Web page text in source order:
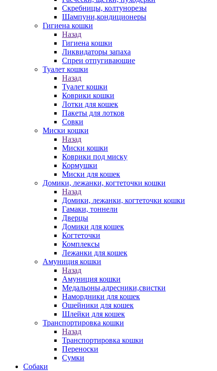
Скребницы, колтунорезы
Шампуни,кондиционеры
Гигиена кошки
Назад
Гигиена кошки
Ликвидаторы запаха
Спреи отпугивающие
Туалет кошки
Назад
Туалет кошки
Коврики кошки
Лотки для кошек
Пакеты для лотков
Совки
Миски кошки
Назад
Миски кошки
Коврики под миску
Кормушки
Миски для кошек
Домики, лежанки, когтеточки кошки
Назад
Домики, лежанки, когтеточки кошки
Гамаки, тоннели
Дверцы
Домики для кошек
Когтеточки
Комплексы
Лежанки для кошек
Амуниция кошки
Назад
Амуниция кошки
Медальоны,адресники,свистки
Намордники для кошек
Ошейники для кошек
Шлейки для кошек
Транспортировка кошки
Назад
Транспортировка кошки
Переноски
Сумки
Собаки